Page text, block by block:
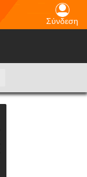
Σύνδεση